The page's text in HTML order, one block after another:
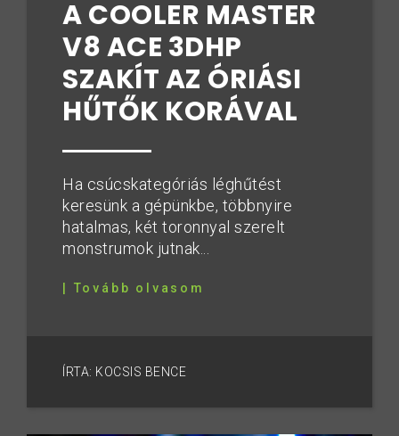
A COOLER MASTER
V8 ACE 3DHP
SZAKÍT AZ ÓRIÁSI
HŰTŐK KORÁVAL
Ha csúcskategóriás léghűtést
keresünk a gépünkbe, többnyire
hatalmas, két toronnyal szerelt
monstrumok jutnak...
| Tovább olvasom
ÍRTA: KOCSIS BENCE